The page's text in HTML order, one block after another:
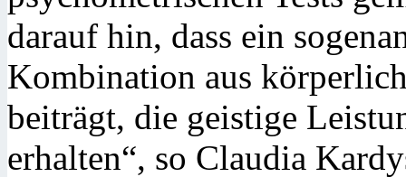
darauf hin, dass ein
Kombination aus
beiträgt, die geistige
erhalten“, so Claudia